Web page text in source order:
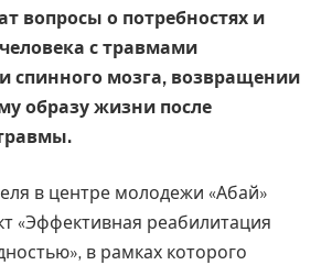
вопросы о потребностях и
с травмами
спинного мозга, возвращении
образу жизни после
в центре молодежи «Абай»
«Эффективная реабилитация
в рамках которого